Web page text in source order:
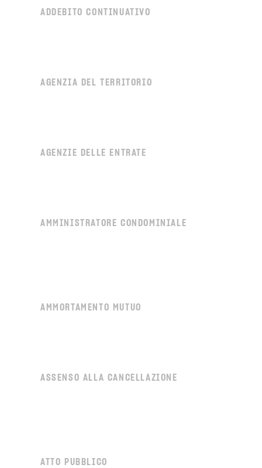
ADDEBITO CONTINUATIVO
AGENZIA DEL TERRITORIO
AGENZIE DELLE ENTRATE
AMMINISTRATORE CONDOMINIALE
AMMORTAMENTO MUTUO
ASSENSO ALLA CANCELLAZIONE
ATTO PUBBLICO